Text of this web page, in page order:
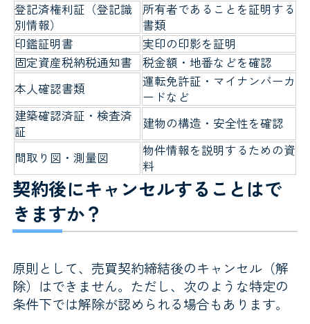
登記済権利証（登記識
別情報）
所有者であることを証明する
書類
印鑑証明書
実印の印影を証明
固定資産税納税通知書
税金額・地番などを確認
本人確認書類
運転免許証・マイナンバーカ
ードなど
建築確認済証・検査済
証
建物の構造・安全性を確認
間取り図・測量図
物件情報を説明するための資
料
契約後にキャンセルすることはで
きますか？
原則として、売買契約締結後のキャンセル（解
除）はできません。ただし、次のような特定の
条件下では解除が認められる場合もあります。